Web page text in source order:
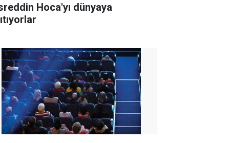
Hoca'yı dünyaya